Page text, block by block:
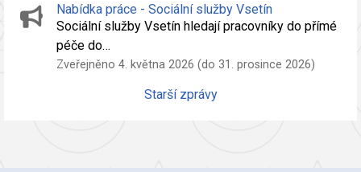
Nabídka práce - Sociální služby Vsetín
Sociální služby Vsetín hledají pracovníky do přímé
péče do…
Zveřejněno 4. května 2026 (do 31. prosince 2026)
Starší zprávy